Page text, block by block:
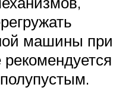
машины при
рекомендуется